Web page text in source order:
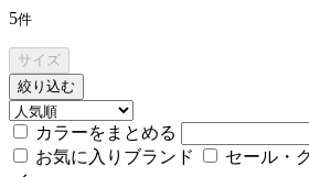
5件
サイズ
絞り込む
カラーをまとめる
お気に入りブランド
セール・